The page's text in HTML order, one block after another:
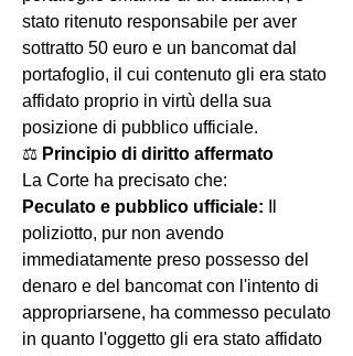
stato ritenuto responsabile per aver
sottratto 50 euro e un bancomat dal
portafoglio, il cui contenuto gli era stato
affidato proprio in virtù della sua
posizione di pubblico ufficiale.
⚖️ Principio di diritto affermato
La Corte ha precisato che:
Peculato e pubblico ufficiale:
poliziotto, pur non avendo
immediatamente preso possesso del
denaro e del bancomat con l'intento di
appropriarsene, ha commesso peculato
in quanto l'oggetto gli era stato affidato